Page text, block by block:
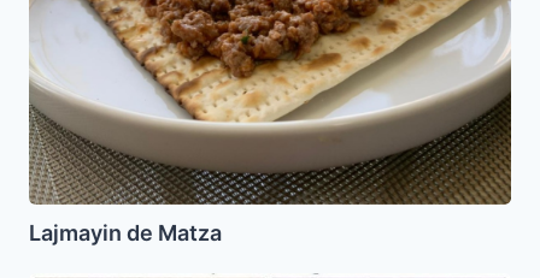
Lajmayin de Matza